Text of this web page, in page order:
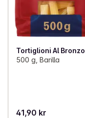
Tortiglioni Al Bronzo
500 g, Barilla
41,90 kr